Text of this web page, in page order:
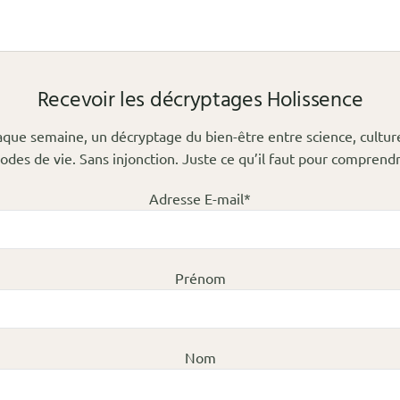
Recevoir les décryptages Holissence
semaine, un décryptage du bien-être entre science,
de vie. Sans injonction. Juste ce qu’il faut pour
Adresse E-mail*
Prénom
Nom